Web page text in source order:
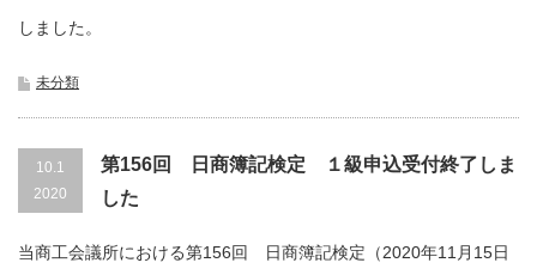
しました。
未分類
10.1
2020
第156回 日商簿記検定 １級申込受付終了しま
した
当商工会議所における第156回 日商簿記検定（2020年11月15日